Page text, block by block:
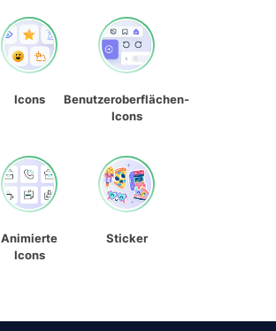
Icons
Benutzeroberflächen-
Icons
Animierte
Icons
Sticker